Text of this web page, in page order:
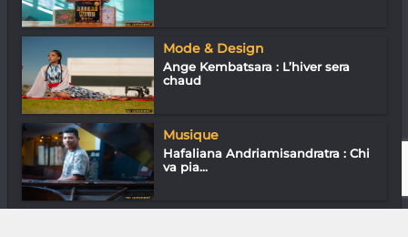
Mode & Design
Ange Kembatsara : L’hiver sera
chaud
Musique
Hafaliana Andriamisandratra : Chi
va pia...